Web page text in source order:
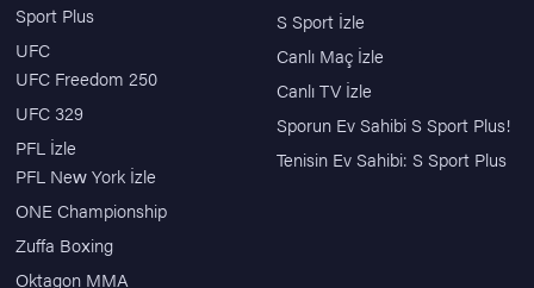
Sport Plus
UFC
UFC Freedom 250
UFC 329
PFL İzle
PFL New York İzle
ONE Championship
Zuffa Boxing
Oktagon MMA
S Sport İzle
Canlı Maç İzle
Canlı TV İzle
Sporun Ev Sahibi S Sport Plus!
Tenisin Ev Sahibi: S Sport Plus